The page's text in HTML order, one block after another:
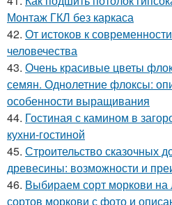
Монтаж ГКЛ без каркаса
42. От истоков к
человечества
43. Очень красивые цветы
семян. Однолетние флоксы:
особенности выращивания
44. Гостиная с камином в
кухни-гостиной
45. Строительство сказочных
древесины: возможности и
46. Выбираем сорт моркови
сортов моркови с фото и